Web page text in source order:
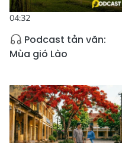
04:32
Podcast tản văn:
Mùa gió Lào